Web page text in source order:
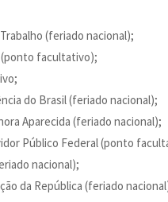
(feriado nacional);
(ponto facultativo);
do Brasil (feriado nacional);
Aparecida (feriado nacional);
Público Federal (ponto
nacional);
da República (feriado